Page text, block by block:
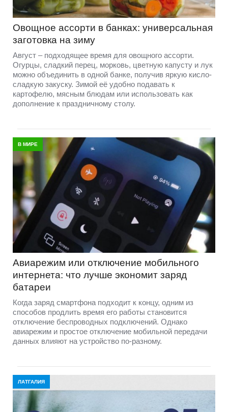
Овощное ассорти в банках: универсальная
заготовка на зиму
Август – подходящее время для овощного ассорти.
Огурцы, сладкий перец, морковь, цветную капусту и лук
можно объединить в одной банке, получив яркую кисло-
сладкую закуску. Зимой её удобно подавать к
картофелю, мясным блюдам или использовать как
дополнение к праздничному столу.
В МИРЕ
Авиарежим или отключение мобильного
интернета: что лучше экономит заряд
батареи
Когда заряд смартфона подходит к концу, одним из
способов продлить время его работы становится
отключение беспроводных подключений. Однако
авиарежим и простое отключение мобильной передачи
данных влияют на устройство по-разному.
ЛАТГАЛИЯ